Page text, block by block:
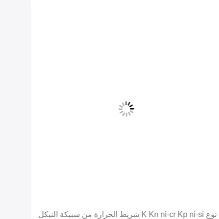
نوع K Kn ni-cr Kp ni-si شريط الحرارة من سبيكة النيكل